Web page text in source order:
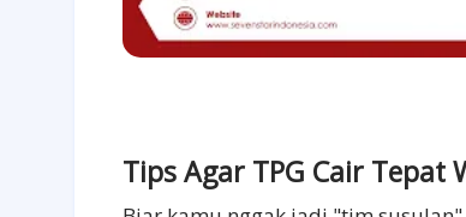
Tips Agar TPG Cair Tepat